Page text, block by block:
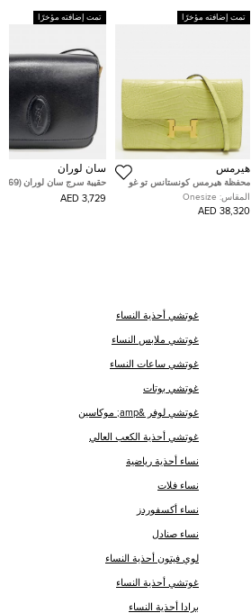
تمت إضافته مؤخرًا
هيرمس
محفظة هيرمس كونستانس تو غو
جلد إبسوم إيتوب
المقاس: Onesize
38,320 AED
تمت إضافته مؤخرًا
سان لوران
حقيبة سرج سان لوران (568569)
3,729 AED
غوتشي أحذية النساء
غوتشي ملابس النساء
غوتشي ساعات النساء
غوتشي بوتات
غوتشي لوفر &amp; موكاسين
غوتشي أحذية الكعب العالي
نساء أحذية رياضية
نساء فلات
نساء أكسفوردز
نساء صنادل
لوي فيتون أحذية النساء
غوتشي أحذية النساء
برادا أحذية النساء